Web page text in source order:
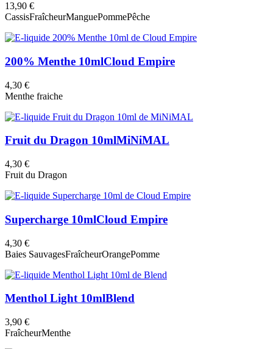
13,90 €
CassisFraîcheurManguePommePêche
200% Menthe 10mlCloud Empire
4,30 €
Menthe fraiche
Fruit du Dragon 10mlMiNiMAL
4,30 €
Fruit du Dragon
Supercharge 10mlCloud Empire
4,30 €
Baies SauvagesFraîcheurOrangePomme
Menthol Light 10mlBlend
3,90 €
FraîcheurMenthe